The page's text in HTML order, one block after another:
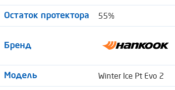
Остаток протектора 55%
Бренд
Модель Winter Ice Pt Evo 2